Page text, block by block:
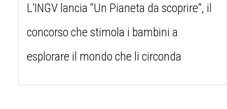
L’INGV lancia “Un Pianeta da scoprire”, il
concorso che stimola i bambini a
esplorare il mondo che li circonda